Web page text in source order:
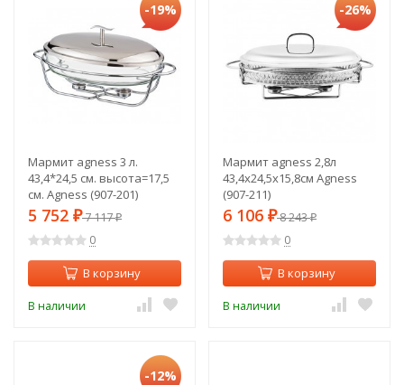
-19%
Мармит agness 3 л.
43,4*24,5 см. высота=17,5
см. Agness (907-201)
5 752 ₽7 117₽
0
В корзину
В наличии
-26%
Мармит agness 2,8л
43,4х24,5х15,8см Agness
(907-211)
6 106 ₽8 243₽
0
В корзину
В наличии
-12%